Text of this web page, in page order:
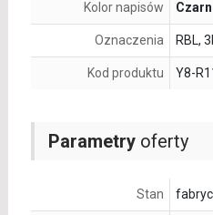
Parametryoferty
Stan
Kolor napisów
Oznaczenia RBL,
Kod produktu Y8-